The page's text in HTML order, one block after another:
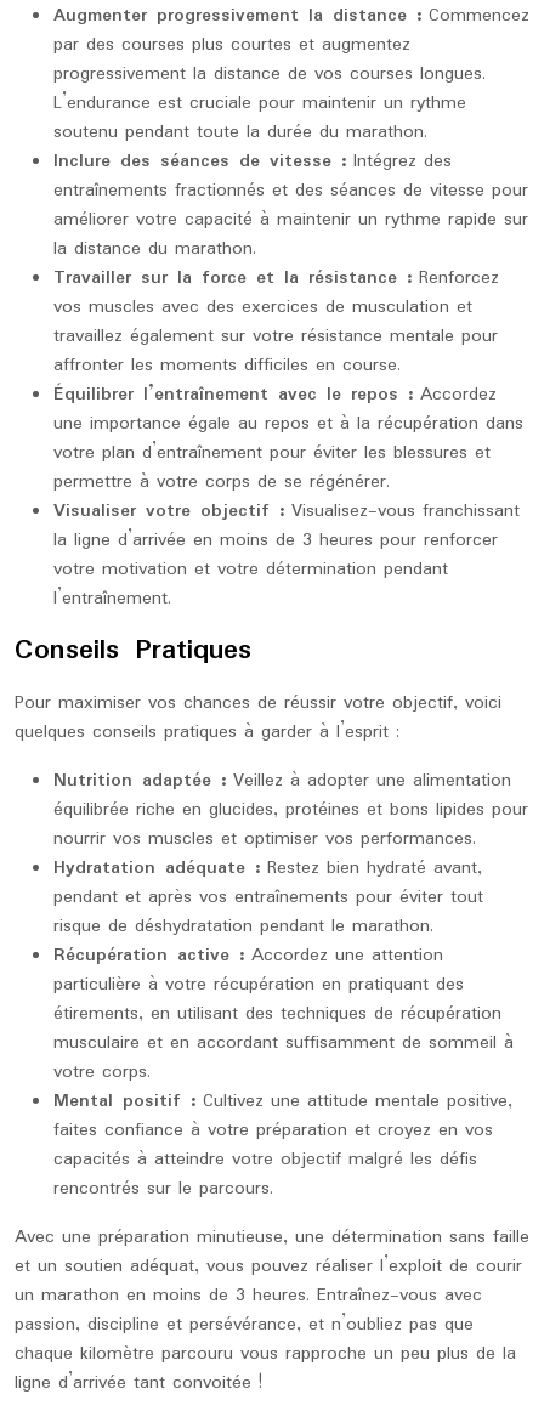
Augmenter progressivement la distance : Commencez
par des courses plus courtes et augmentez
progressivement la distance de vos courses longues.
L’endurance est cruciale pour maintenir un rythme
soutenu pendant toute la durée du marathon.
Inclure des séances de vitesse : Intégrez des
entraînements fractionnés et des séances de vitesse pour
améliorer votre capacité à maintenir un rythme rapide sur
la distance du marathon.
Travailler sur la force et la résistance : Renforcez
vos muscles avec des exercices de musculation et
travaillez également sur votre résistance mentale pour
affronter les moments difficiles en course.
Équilibrer l’entraînement avec le repos : Accordez
une importance égale au repos et à la récupération dans
votre plan d’entraînement pour éviter les blessures et
permettre à votre corps de se régénérer.
Visualiser votre objectif : Visualisez-vous franchissant
la ligne d’arrivée en moins de 3 heures pour renforcer
votre motivation et votre détermination pendant
l’entraînement.
Conseils Pratiques
Pour maximiser vos chances de réussir votre objectif, voici
quelques conseils pratiques à garder à l’esprit :
Nutrition adaptée : Veillez à adopter une alimentation
équilibrée riche en glucides, protéines et bons lipides pour
nourrir vos muscles et optimiser vos performances.
Hydratation adéquate : Restez bien hydraté avant,
pendant et après vos entraînements pour éviter tout
risque de déshydratation pendant le marathon.
Récupération active : Accordez une attention
particulière à votre récupération en pratiquant des
étirements, en utilisant des techniques de récupération
musculaire et en accordant suffisamment de sommeil à
votre corps.
Mental positif : Cultivez une attitude mentale positive,
faites confiance à votre préparation et croyez en vos
capacités à atteindre votre objectif malgré les défis
rencontrés sur le parcours.
Avec une préparation minutieuse, une détermination sans faille
et un soutien adéquat, vous pouvez réaliser l’exploit de courir
un marathon en moins de 3 heures. Entraînez-vous avec
passion, discipline et persévérance, et n’oubliez pas que
chaque kilomètre parcouru vous rapproche un peu plus de la
ligne d’arrivée tant convoitée !